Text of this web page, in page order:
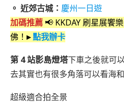
。 近郊古城： 慶州一日遊
加碼推薦 📢 KKDAY 刷星展饗
佛！ ▸點我辦卡
第 4 站影島燈塔下車之後就可
去其實也有很多角落可以看海
超級適合拍全景